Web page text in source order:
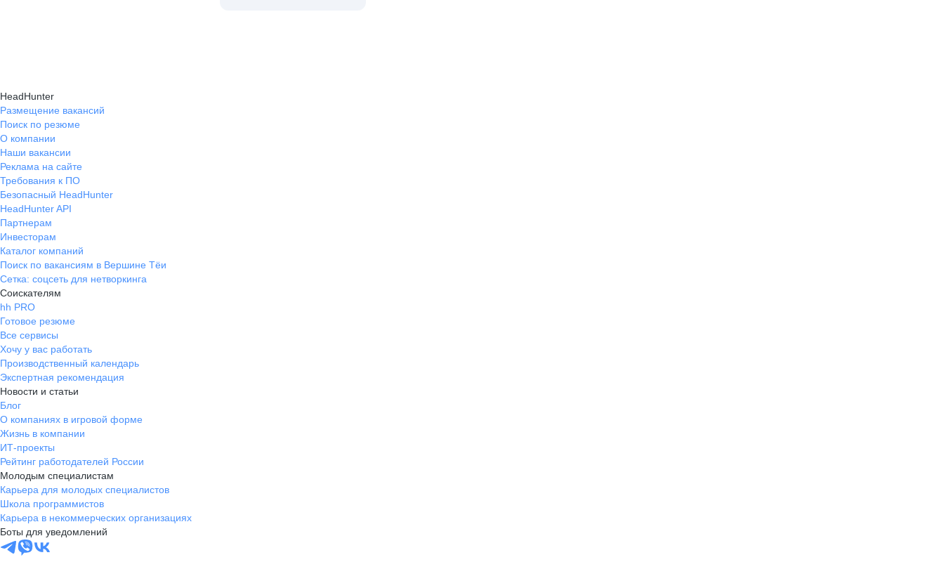
HeadHunter
Размещение вакансий
Поиск по резюме
О компании
Наши вакансии
Реклама на сайте
Требования к ПО
Безопасный HeadHunter
HeadHunter API
Партнерам
Инвесторам
Каталог компаний
Поиск по вакансиям в Вершине Тёи
Сетка: соцсеть для нетворкинга
Соискателям
hh PRO
Готовое резюме
Все сервисы
Хочу у вас работать
Производственный календарь
Экспертная рекомендация
Новости и статьи
Блог
О компаниях в игровой форме
Жизнь в компании
ИТ-проекты
Рейтинг работодателей России
Молодым специалистам
Карьера для молодых специалистов
Школа программистов
Карьера в некоммерческих организациях
Боты для уведомлений